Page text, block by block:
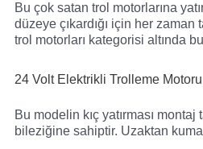
Bu çok satan trol motorlarına
düzeye çıkardığı için her
trol motorları kategorisi altında
24 Volt Elektrikli Trolleme Motoru
Bu modelin kıç yatırması
bileziğine sahiptir. Uzaktan